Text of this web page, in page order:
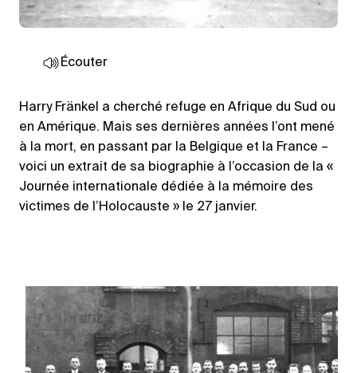
Écouter
Harry Fränkel a cherché refuge en Afrique du Sud ou
en Amérique. Mais ses dernières années l’ont mené
à la mort, en passant par la Belgique et la France –
voici un extrait de sa biographie à l’occasion de la «
Journée internationale dédiée à la mémoire des
victimes de l’Holocauste » le 27 janvier.